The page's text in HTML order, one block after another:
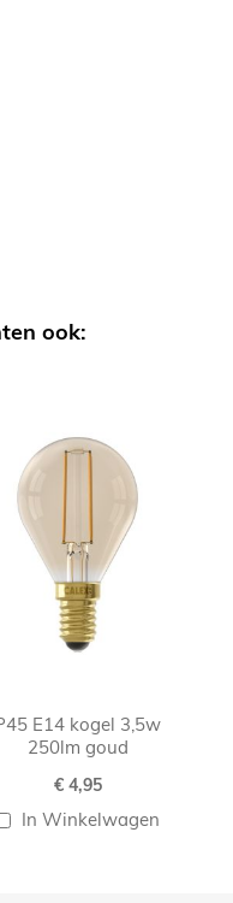
ook:
E14 kogel 3,5w
250lm goud
€ 4,95
In Winkelwagen